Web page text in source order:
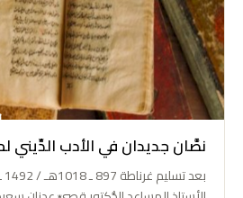
نصَّان جديدان في الأدب الدِّيني